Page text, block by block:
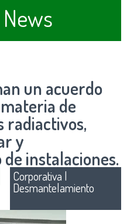
un acuerdo
de
radiactivos,
y
instalaciones.
Corporativa |
Desmantelamiento